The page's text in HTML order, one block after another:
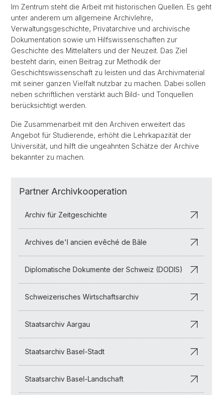
Im Zentrum steht die Arbeit mit historischen Quellen. Es geht
unter anderem um allgemeine Archivlehre,
Verwaltungsgeschichte, Privatarchive und archivische
Dokumentation sowie um Hilfswissenschaften zur
Geschichte des Mittelalters und der Neuzeit. Das Ziel
besteht darin, einen Beitrag zur Methodik der
Geschichtswissenschaft zu leisten und das Archivmaterial
mit seiner ganzen Vielfalt nutzbar zu machen. Dabei sollen
neben schriftlichen verstärkt auch Bild- und Tonquellen
berücksichtigt werden.
Die Zusammenarbeit mit den Archiven erweitert das
Angebot für Studierende, erhöht die Lehrkapazität der
Universität, und hilft die ungeahnten Schätze der Archive
bekannter zu machen.
Partner Archivkooperation
Archiv für Zeitgeschichte
Archives de'l ancien evêché de Bâle
Diplomatische Dokumente der Schweiz (DODIS)
Schweizerisches Wirtschaftsarchiv
Staatsarchiv Aargau
Staatsarchiv Basel-Stadt
Staatsarchiv Basel-Landschaft